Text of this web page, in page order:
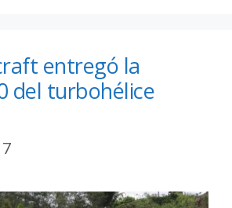
entregó la
del turbohélice